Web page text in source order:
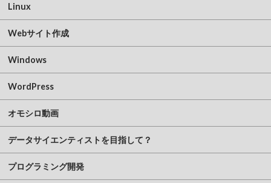
Linux
Webサイト作成
Windows
WordPress
オモシロ動画
データサイエンティストを目指して？
プログラミング開発